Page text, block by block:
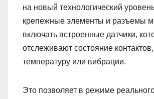
на новый технологический
крепежные элементы и разъемы
включать встроенные датчики,
отслеживают состояние контактов,
температуру или вибрации.
Это позволяет в режиме